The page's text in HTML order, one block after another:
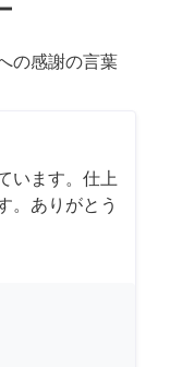
の感謝の言葉
います。仕上
。ありがとう